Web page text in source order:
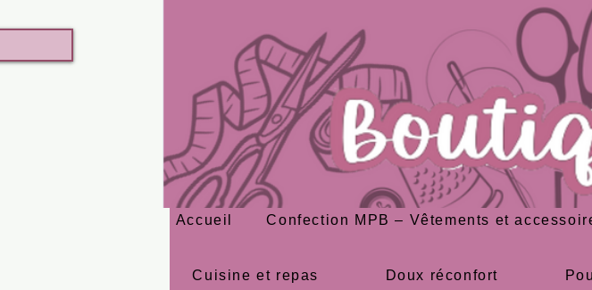
Accueil Confection MPB – Vêtements et
Cuisine et repas Doux réconfort